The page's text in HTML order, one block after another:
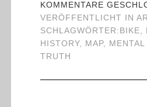
KOMMENTARE
VERÖFFENTLICHT IN
SCHLAGWÖRTER: BIKE,
HISTORY, MAP,
TRUTH